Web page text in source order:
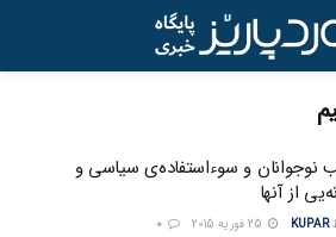
نوجوانان و سوءاستفاده‌ی سیاسی و
از آنها
KUPAR